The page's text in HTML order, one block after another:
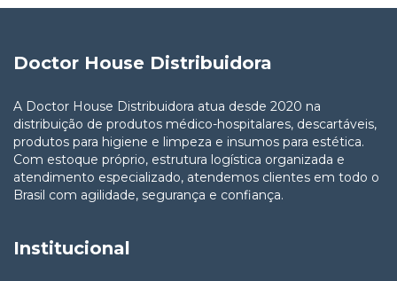
Doctor House Distribuidora
A Doctor House Distribuidora atua desde 2020 na
distribuição de produtos médico-hospitalares, descartáveis,
produtos para higiene e limpeza e insumos para estética.
Com estoque próprio, estrutura logística organizada e
atendimento especializado, atendemos clientes em todo o
Brasil com agilidade, segurança e confiança.
Institucional